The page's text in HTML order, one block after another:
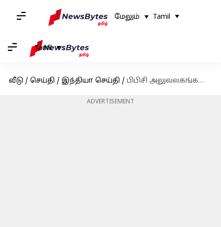
மேலும் Tamil
Tamil
வீடு / செய்தி / இந்தியா செய்தி / பிபிசி அலுவலகங்களில் இரண்டாம் நாளாக தொடரும் வருமான வரி சோதனை
ADVERTISEMENT